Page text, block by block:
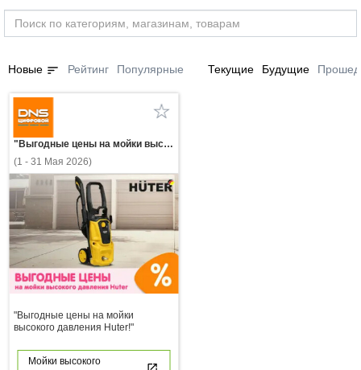
Новые sort Рейтинг Популярные Текущие Будущие
"Выгодные цены на мойки высокого давления Huter!"
(1 - 31 Мая 2026)
"Выгодные цены на мойки
высокого давления Huter!"
Мойки высокого